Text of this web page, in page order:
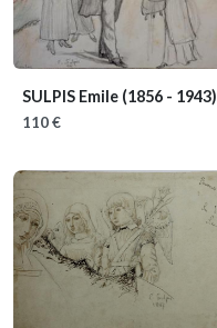
SULPIS Emile (1856 - 1943)
110 €